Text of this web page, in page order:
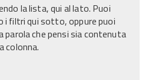
la lista, qui al lato. Puoi
i filtri qui sotto, oppure puoi
parola che pensi sia contenuta
colonna.